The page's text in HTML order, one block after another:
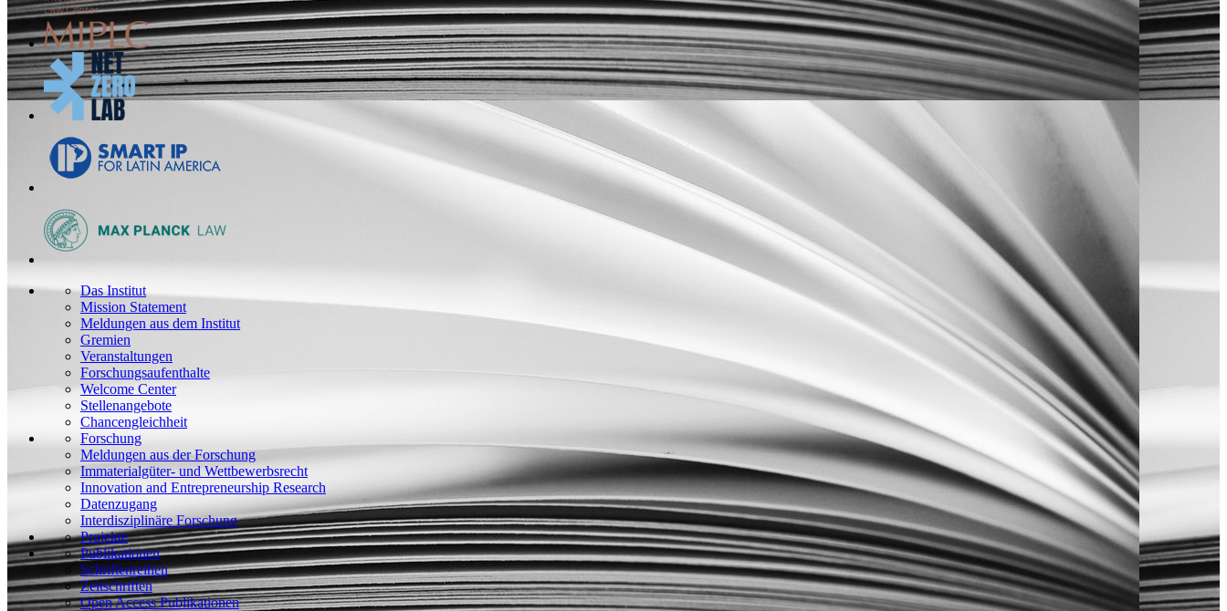
Das Institut
Mission Statement
Meldungen aus dem Institut
Gremien
Veranstaltungen
Forschungsaufenthalte
Welcome Center
Stellenangebote
Chancengleichheit
Forschung
Meldungen aus der Forschung
Immaterialgüter- und Wettbewerbsrecht
Innovation and Entrepreneurship Research
Datenzugang
Interdisziplinäre Forschung
Projekte
Publikationen
Schriftenreihen
Zeitschriften
Open Access Publikationen